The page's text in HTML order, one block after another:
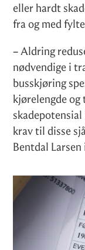
eller hardt
fra og med
– Aldring
nødvendige i
busskjøring
kjørelengde
krav til disse
Bentdal